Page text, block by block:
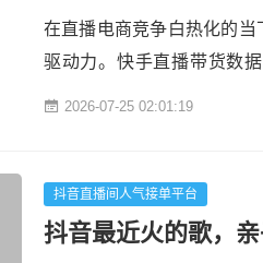
在直播电商竞争白热化的
驱动力。快手直播带货数
动"到"秒级响应"...
2026-07-25 02:01:19
抖音直播间人气接单平台
抖音最近火的歌，